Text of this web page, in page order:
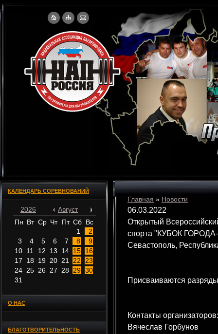
КАЛЕНДАРЬ СОРЕВНОВАНИЙ
2026
Август
Пн Вт Ср Чт Пт Сб Вс
1
2
3
4 5 6 7 8
9
10 11 12 13 14 15
16
17
18 19 20 21 22
23
24 25 26 27 28 29 30
31
О НАС
БЛАГОТВОРИТЕЛЬНОСТЬ
Главная » Новости
06.03.2022
Открытый
спорта "КУБОК ГОРОДА-
Севастополь,
Присваиваются
Контакты организаторов:
Вячеслав Горбунов